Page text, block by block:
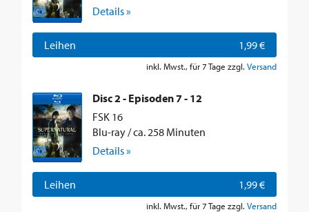
Details »
Leihen 1,99 €
inkl. Mwst., für 7 Tage zzgl. Versand
Disc 2 - Episoden 7 - 12
FSK 16
Blu-ray / ca. 258 Minuten
Details »
Leihen 1,99 €
inkl. Mwst., für 7 Tage zzgl. Versand